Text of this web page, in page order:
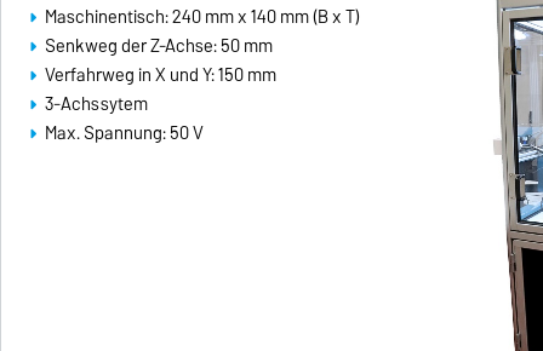
Maschinentisch: 240 mm x 140 mm (B x T)
Senkweg der Z-Achse: 50 mm
Verfahrweg in X und Y: 150 mm
3-Achssytem
Max. Spannung: 50 V